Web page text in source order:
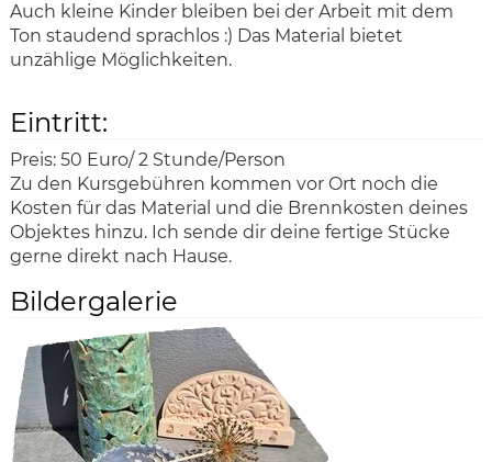
Auch kleine Kinder bleiben bei der Arbeit mit dem
Ton staudend sprachlos :) Das Material bietet
unzählige Möglichkeiten.
Eintritt:
Preis: 50 Euro/ 2 Stunde/Person
Zu den Kursgebühren kommen vor Ort noch die
Kosten für das Material und die Brennkosten deines
Objektes hinzu. Ich sende dir deine fertige Stücke
gerne direkt nach Hause.
Bildergalerie